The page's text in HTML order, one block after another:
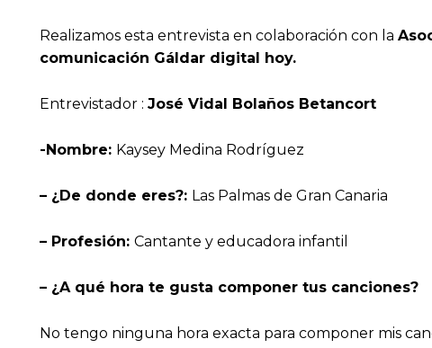
Realizamos esta entrevista en colaboración con la
comunicación Gáldar digital hoy.
Entrevistador : José Vidal Bolaños Betancort
-Nombre: Kaysey Medina Rodríguez
– ¿De donde eres?: Las Palmas de Gran Canaria
– Profesión: Cantante y educadora infantil
– ¿A qué hora te gusta componer tus canciones?
No tengo ninguna hora exacta para componer mis